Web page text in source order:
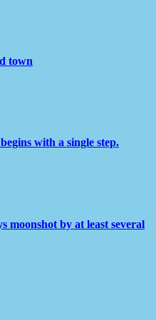
town
with a single step.
moonshot by at least several